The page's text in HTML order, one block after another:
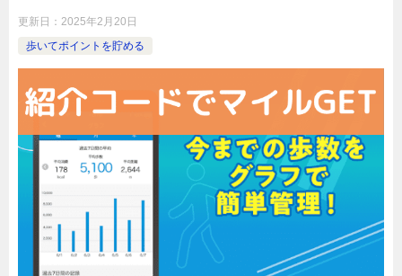
更新日： 2025年2月20日
歩いてポイントを貯める